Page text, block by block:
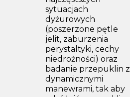
sytuacjach
dyżurowych
(poszerzone pętle
jelit, zaburzenia
perystaltyki, cechy
niedrożności) oraz
badanie przepuklin z
dynamicznymi
manewrami, tak aby